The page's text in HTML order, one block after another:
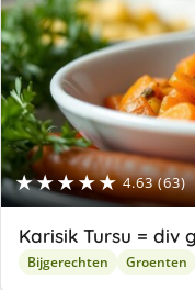
★★★★★ 4.63 (63)
Karisik Tursu = div
Bijgerechten Groenten